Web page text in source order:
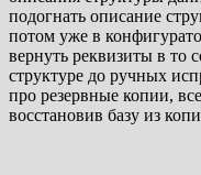
подогнать описание
потом уже в
вернуть реквизиты в то
структуре до ручных
про резервные копии,
восстановив базу из